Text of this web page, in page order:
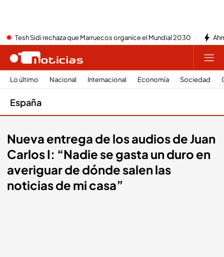
Tesh Sidi rechaza que Marruecos organice el Mundial 2030
Lo último Nacional Internacional Economía Sociedad
España
Nueva entrega de los audios de Juan
Carlos I: “Nadie se gasta un duro en
averiguar de dónde salen las
noticias de mi casa”